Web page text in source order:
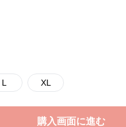
L XL
購入画面に進む